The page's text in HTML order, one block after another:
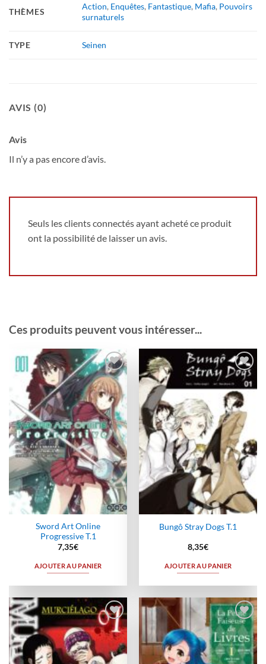
THÈMES
Action, Enquêtes, Fantastique, Mafia, Pouvoirs
surnaturels
TYPE Seinen
AVIS (0)
Avis
Il n’y a pas encore d’avis.
Seuls les clients connectés ayant acheté ce produit
ont la possibilité de laisser un avis.
Ces produits peuvent vous intéresser...
Ajouter
à la
wishlist
Sword Art Online
Progressive T.1
7,35€
AJOUTER AU PANIER
Ajouter
à la
wishlist
Bungô Stray Dogs T.1
8,35€
AJOUTER AU PANIER
Ajouter
à la
wishlist
Ajouter
à la
wishlist